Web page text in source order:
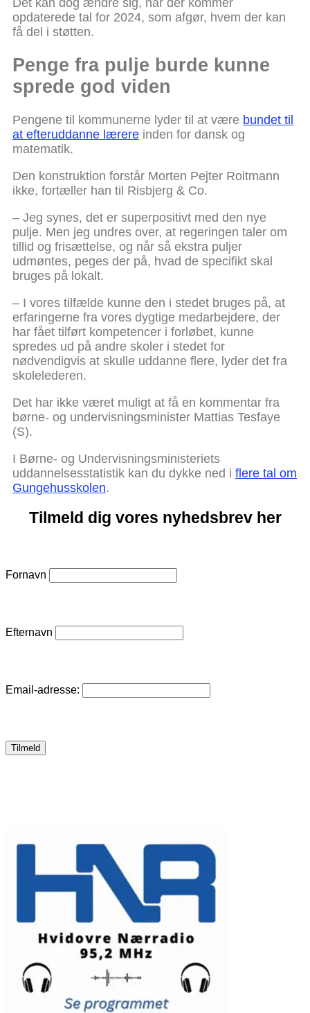
opdaterede tal for 2024, som afgør, hvem der kan
få del i støtten.
Penge fra pulje burde kunne
sprede god viden
Pengene til kommunerne lyder til at være bundet til
at efteruddanne lærere inden for dansk og
matematik.
Den konstruktion forstår Morten Pejter Roitmann
ikke, fortæller han til Risbjerg & Co.
– Jeg synes, det er superpositivt med den nye
pulje. Men jeg undres over, at regeringen taler om
tillid og frisættelse, og når så ekstra puljer
udmøntes, peges der på, hvad de specifikt skal
bruges på lokalt.
– I vores tilfælde kunne den i stedet bruges på, at
erfaringerne fra vores dygtige medarbejdere, der
har fået tilført kompetencer i forløbet, kunne
spredes ud på andre skoler i stedet for
nødvendigvis at skulle uddanne flere, lyder det fra
skolelederen.
Det har ikke været muligt at få en kommentar fra
børne- og undervisningsminister Mattias Tesfaye
(S).
I Børne- og Undervisningsministeriets
uddannelsesstatistik kan du dykke ned i flere tal om
Gungehusskolen.
Tilmeld dig vores nyhedsbrev her
Fornavn
Efternavn
Email-adresse: